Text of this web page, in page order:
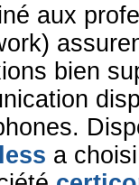
aux
bien
a